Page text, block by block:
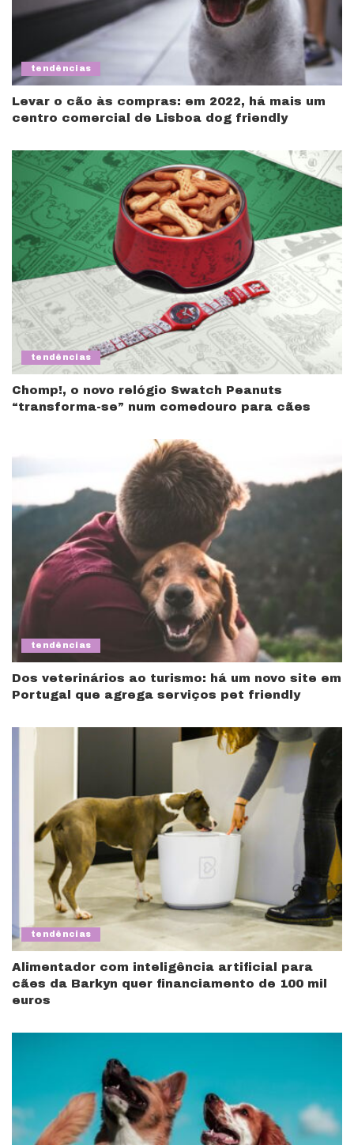
tendências
Levar o cão às compras: em 2022, há mais um
centro comercial de Lisboa dog friendly
tendências
Chomp!, o novo relógio Swatch Peanuts
“transforma-se” num comedouro para cães
tendências
Dos veterinários ao turismo: há um novo site em
Portugal que agrega serviços pet friendly
tendências
Alimentador com inteligência artificial para
cães da Barkyn quer financiamento de 100 mil
euros